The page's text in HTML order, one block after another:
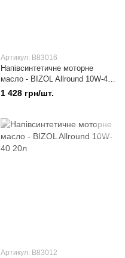
Артикул: B83016
Напівсинтетичне моторне
масло - BIZOL Allround 10W-40
4л
1 428 грн/шт.
Артикул: B83012